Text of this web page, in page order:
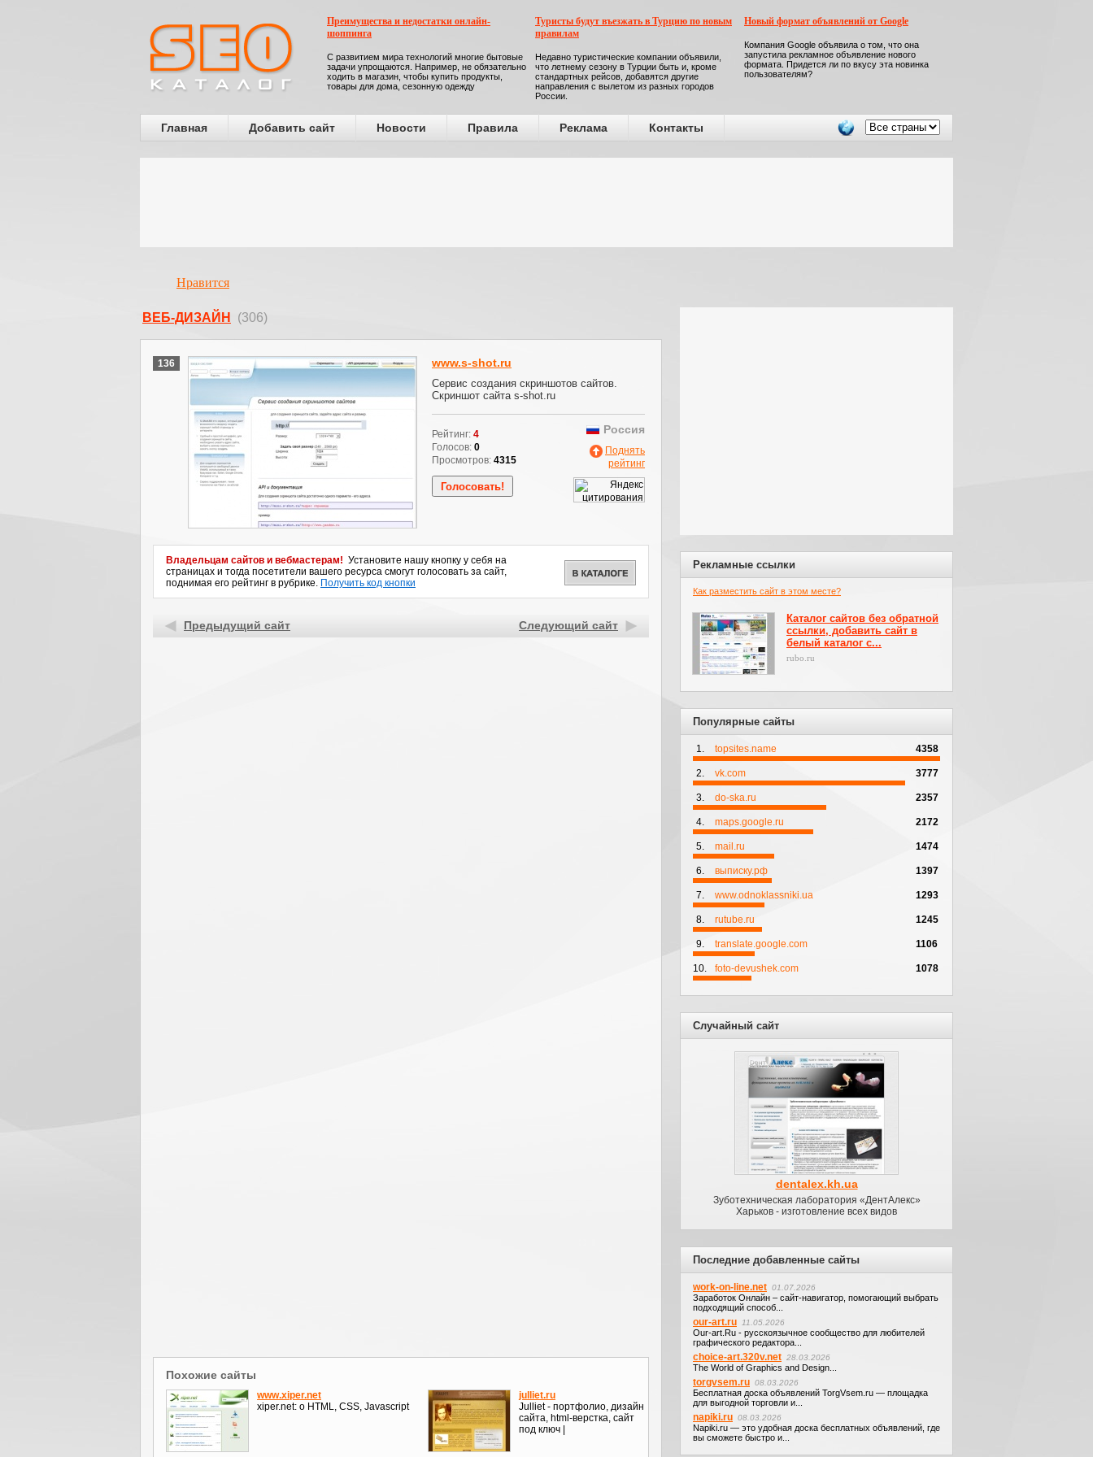
Преимущества и недостатки онлайн-
шоппинга
С развитием мира технологий многие бытовые
задачи упрощаются. Например, не обязательно
ходить в магазин, чтобы купить продукты,
товары для дома, сезонную одежду
Туристы будут въезжать в Турцию по новым
правилам
Недавно туристические компании объявили,
что летнему сезону в Турции быть и, кроме
стандартных рейсов, добавятся другие
направления с вылетом из разных городов
России.
Новый формат объявлений от Google
Компания Google объявила о том, что она
запустила рекламное объявление нового
формата. Придется ли по вкусу эта новинка
пользователям?
Главная Добавить сайт Новости Правила Реклама Контакты
Нравится
ВЕБ-ДИЗАЙН (306)
136 www.s-shot.ru
Сервис создания скриншотов сайтов.
Скриншот сайта s-shot.ru
Рейтинг: 4
Голосов: 0
Просмотров: 4315
Россия
Поднять
рейтинг
Владельцам сайтов и вебмастерам! Установите нашу кнопку у себя на
страницах и тогда посетители вашего ресурса смогут голосовать за сайт,
поднимая его рейтинг в рубрике. Получить код кнопки
Предыдущий сайт Следующий сайт
Похожие сайты
www.xiper.net
xiper.net: о HTML, CSS, Javascript
julliet.ru
Julliet - портфолио, дизайн
сайта, html-верстка, сайт
под ключ |
Рекламные ссылки
Как разместить сайт в этом месте?
Каталог сайтов без обратной
ссылки, добавить сайт в
белый каталог с...
rubo.ru
Популярные сайты
1. topsites.name 4358
2. vk.com 3777
3. do-ska.ru 2357
4. maps.google.ru 2172
5. mail.ru 1474
6. выписку.рф 1397
7. www.odnoklassniki.ua 1293
8. rutube.ru 1245
9. translate.google.com 1106
10. foto-devushek.com 1078
Случайный сайт
dentalex.kh.ua
Зуботехническая лаборатория «ДентАлекс»
Харьков - изготовление всех видов
Последние добавленные сайты
work-on-line.net 01.07.2026
Заработок Онлайн – сайт-навигатор, помогающий выбрать
подходящий способ...
our-art.ru 11.05.2026
Our-art.Ru - русскоязычное сообщество для любителей
графического редактора...
choice-art.320v.net 28.03.2026
The World of Graphics and Design...
torgvsem.ru 08.03.2026
Бесплатная доска объявлений TorgVsem.ru — площадка
для выгодной торговли и...
napiki.ru 08.03.2026
Napiki.ru — это удобная доска бесплатных объявлений, где
вы сможете быстро и...